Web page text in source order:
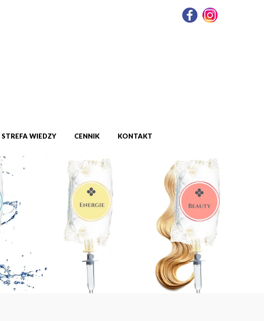
STREFA WIEDZY CENNIK KONTAKT